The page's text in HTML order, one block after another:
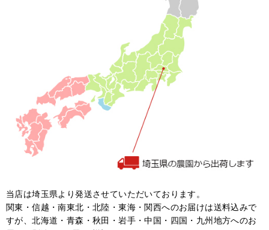
当店は埼玉県より発送させていただいております。
関東・信越・南東北・北陸・東海・関西へのお届けは送料込みで
すが、北海道・青森・秋田・岩手・中国・四国・九州地方へのお